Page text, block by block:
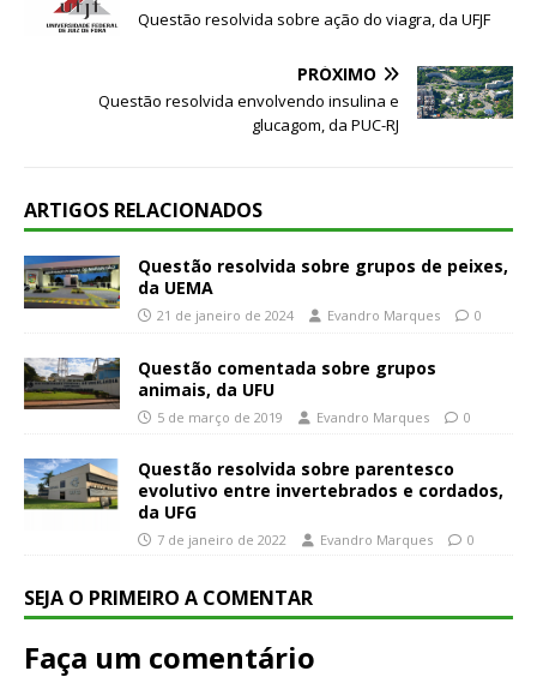
Questão resolvida sobre ação do viagra, da UFJF
PRÓXIMO
Questão resolvida envolvendo insulina e
glucagom, da PUC-RJ
ARTIGOS RELACIONADOS
Questão resolvida sobre grupos de peixes,
da UEMA
21 de janeiro de 2024 Evandro Marques 0
Questão comentada sobre grupos
animais, da UFU
5 de março de 2019 Evandro Marques 0
Questão resolvida sobre parentesco
evolutivo entre invertebrados e cordados,
da UFG
7 de janeiro de 2022 Evandro Marques 0
SEJA O PRIMEIRO A COMENTAR
Faça um comentário